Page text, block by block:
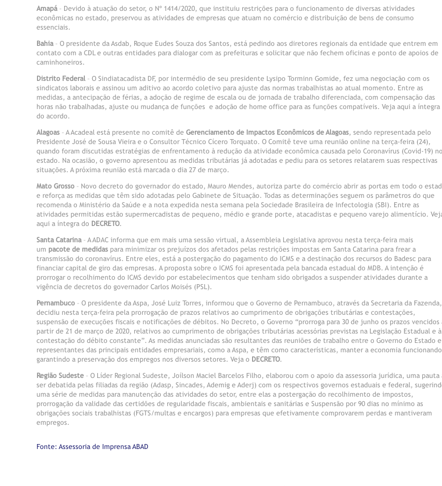
Amapá– Devido à atuação do setor, o Nº 1414/2020, que instituiu restrições para o funcionamento de diversas atividades
econômicas no estado, preservou as atividades de empresas que atuam no comércio e distribuição de bens de consumo
essenciais.
Bahia– O presidente da Asdab, Roque Eudes Souza dos Santos, está pedindo aos diretores regionais da entidade que entrem em
contato com a CDL e outras entidades para dialogar com as prefeituras e solicitar que não fechem oficinas e ponto de apoios de
caminhoneiros.
Distrito Federal – O Sindiatacadista DF, por intermédio de seu presidente Lysipo Torminn Gomide, fez uma negociação com os
sindicatos laborais e assinou um aditivo ao acordo coletivo para ajuste das normas trabalhistas ao atual momento. Entre as
medidas, a antecipação de férias, a adoção de regime de escala ou de jornada de trabalho diferenciada, com compensação das
horas não trabalhadas, ajuste ou mudança de funções e adoção de home office para as funções compatíveis. Veja aqui a íntegra
do acordo.
Alagoas – A Acadeal está presente no comitê de Gerenciamento de Impactos Econômicos de Alagoas, sendo representada pelo
Presidente José de Sousa Vieira e o Consultor Técnico Cícero Torquato. O Comitê teve uma reunião online na terça-feira (24),
quando foram discutidas estratégias de enfrentamento à redução da atividade econômica causada pelo Coronavírus (Covid-19) no
estado. Na ocasião, o governo apresentou as medidas tributárias já adotadas e pediu para os setores relatarem suas respectivas
situações. A próxima reunião está marcada o dia 27 de março.
Mato Grosso – Novo decreto do governador do estado, Mauro Mendes, autoriza parte do comércio abrir as portas em todo o
e reforça as medidas que têm sido adotadas pelo Gabinete de Situação. Todas as determinações seguem os parâmetros do que
recomenda o Ministério da Saúde e a nota expedida nesta semana pela Sociedade Brasileira de Infectologia (SBI). Entre as
atividades permitidas estão supermercadistas de pequeno, médio e grande porte, atacadistas e pequeno varejo alimentício.
aqui a íntegra do DECRETO.
Santa Catarina– A ADAC informa que em mais uma sessão virtual, a Assembleia Legislativa aprovou nesta terça-feira mais
um pacote de medidas para minimizar os prejuízos dos afetados pelas restrições impostas em Santa Catarina para frear a
transmissão do coronavírus. Entre eles, está a postergação do pagamento do ICMS e a destinação dos recursos do Badesc para
financiar capital de giro das empresas. A proposta sobre o ICMS foi apresentada pela bancada estadual do MDB. A intenção é
prorrogar o recolhimento do ICMS devido por estabelecimentos que tenham sido obrigados a suspender atividades durante a
vigência de decretos do governador Carlos Moisés (PSL).
Pernambuco – O presidente da Aspa, José Luiz Torres, informou que o Governo de Pernambuco, através da Secretaria da Fazenda,
decidiu nesta terça-feira pela prorrogação de prazos relativos ao cumprimento de obrigações tributárias e contestações,
suspensão de execuções fiscais e notificações de débitos. No Decreto, o Governo “prorroga para 30 de junho os prazos vencidos
partir de 21 de março de 2020, relativos ao cumprimento de obrigações tributárias acessórias previstas na Legislação Estadual e à
contestação do débito constante”. As medidas anunciadas são resultantes das reuniões de trabalho entre o Governo do Estado e
representantes das principais entidades empresariais, como a Aspa, e têm como características, manter a economia
garantindo a preservação dos empregos nos diversos setores. Veja o DECRETO.
Região Sudeste – O Líder Regional Sudeste, Joílson Maciel Barcelos Filho, elaborou com o apoio da assessoria jurídica, uma pauta
ser debatida pelas filiadas da região (Adasp, Sincades, Ademig e Aderj) com os respectivos governos estaduais e federal,
uma série de medidas para manutenção das atividades do setor, entre elas a postergação do recolhimento de impostos,
prorrogação da validade das certidões de regularidade fiscais, ambientais e sanitárias e Suspensão por 90 dias no mínimo as
obrigações sociais trabalhistas (FGTS/multas e encargos) para empresas que efetivamente comprovarem perdas e mantiveram
empregos.
Fonte: Assessoria de Imprensa ABAD